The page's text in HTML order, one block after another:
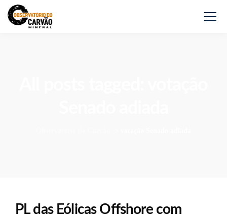
PL das Eólicas Offshore com